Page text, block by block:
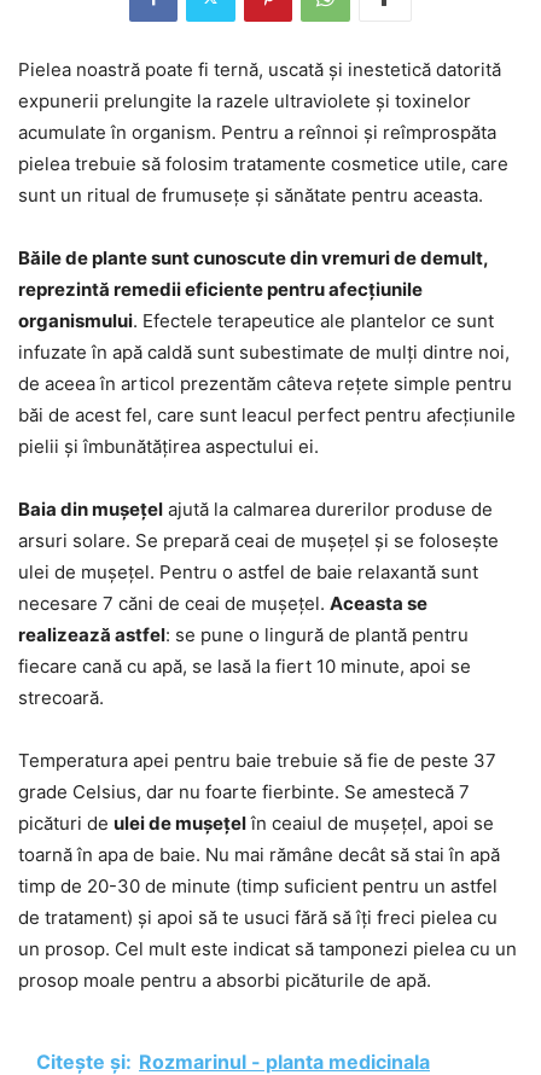
Pielea noastră poate fi ternă, uscată și inestetică datorită
expunerii prelungite la razele ultraviolete și toxinelor
acumulate în organism. Pentru a reînnoi și reîmprospăta
pielea trebuie să folosim tratamente cosmetice utile, care
sunt un ritual de frumusețe și sănătate pentru aceasta.
Băile de plante sunt cunoscute din vremuri de demult,
reprezintă remedii eficiente pentru afecțiunile
organismului. Efectele terapeutice ale plantelor ce sunt
infuzate în apă caldă sunt subestimate de mulți dintre noi,
de aceea în articol prezentăm câteva rețete simple pentru
băi de acest fel, care sunt leacul perfect pentru afecțiunile
pielii și îmbunătățirea aspectului ei.
Baia din mușețel ajută la calmarea durerilor produse de
arsuri solare. Se prepară ceai de mușețel și se folosește
ulei de mușețel. Pentru o astfel de baie relaxantă sunt
necesare 7 căni de ceai de mușețel. Aceasta se
realizează astfel: se pune o lingură de plantă pentru
fiecare cană cu apă, se lasă la fiert 10 minute, apoi se
strecoară.
Temperatura apei pentru baie trebuie să fie de peste 37
grade Celsius, dar nu foarte fierbinte. Se amestecă 7
picături de ulei de mușețelîn ceaiul de mușețel, apoi se
toarnă în apa de baie. Nu mai rămâne decât să stai în apă
timp de 20-30 de minute (timp suficient pentru un astfel
de tratament) și apoi să te usuci fără să îți freci pielea cu
un prosop. Cel mult este indicat să tamponezi pielea cu un
prosop moale pentru a absorbi picăturile de apă.
Citește și: Rozmarinul - planta medicinala